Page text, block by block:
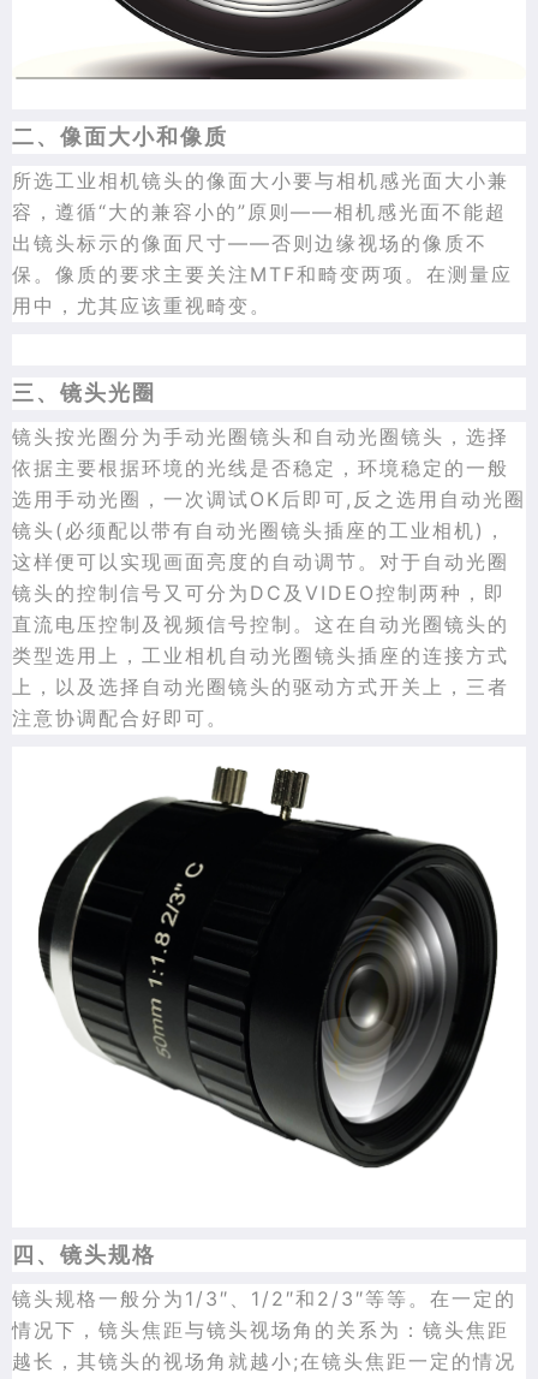
二、像面大小和像质
所选工业相机镜头的像面大小要与相机感光面大小兼
容，遵循“大的兼容小的”原则——相机感光面不能超
出镜头标示的像面尺寸——否则边缘视场的像质不
保。像质的要求主要关注MTF和畸变两项。在测量应
用中，尤其应该重视畸变。
三、镜头光圈
镜头按光圈分为手动光圈镜头和自动光圈镜头，选择
依据主要根据环境的光线是否稳定，环境稳定的一般
选用手动光圈，一次调试OK后即可,反之选用自动光圈
镜头(必须配以带有自动光圈镜头插座的工业相机)，
这样便可以实现画面亮度的自动调节。对于自动光圈
镜头的控制信号又可分为DC及VIDEO控制两种，即
直流电压控制及视频信号控制。这在自动光圈镜头的
类型选用上，工业相机自动光圈镜头插座的连接方式
上，以及选择自动光圈镜头的驱动方式开关上，三者
注意协调配合好即可。
四、镜头规格
镜头规格一般分为1/3″、1/2″和2/3″等等。在一定的
情况下，镜头焦距与镜头视场角的关系为：镜头焦距
越长，其镜头的视场角就越小;在镜头焦距一定的情况